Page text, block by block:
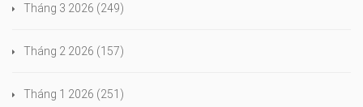
Tháng 3 2026 (249)
Tháng 2 2026 (157)
Tháng 1 2026 (251)